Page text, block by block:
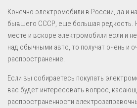
Конечно электромобили в России, да и
бывшего СССР, еще большая редкость.
месте и вскоре электромобили если и
над обычными авто, то получат очень и
распространение.
Если вы собираетесь покупать
вас будет интересовать вопрос,
распространенности